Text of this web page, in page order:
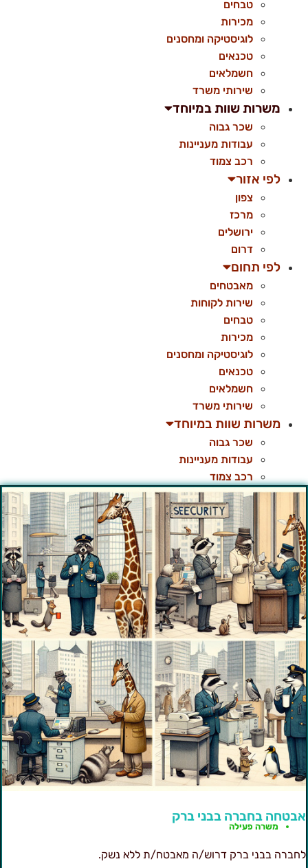
טבחים
מכירות
לוגיסטיקה ומחסנים
טכנאים
חשמלאים
שירותי משרד
משרות שוות במיוחד
שכר גבוה
עבודות מעניינות
רכב צמוד
לפי אזור
צפון
מרכז
ירושלים
דרום
לפי תחום
מאבטחים
שירות לקוחות
טבחים
מכירות
לוגיסטיקה ומחסנים
טכנאים
חשמלאים
שירותי משרד
משרות שוות במיוחד
שכר גבוה
עבודות מעניינות
רכב צמוד
בחברה בבני ברק
משרה פעילה
בבני ברק דרוש/ה מאבטח/ת ללא נשק.